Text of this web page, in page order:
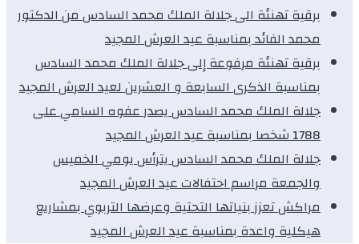
برقية تهنئة الى جلالة الملك محمد السادس من الدكتور
محمد الفائد بمناسبة عيد العرش المجيد
برقية تهنئة مرفوعة إلى جلالة الملك محمد السادس
بمناسبة الذكرى السابعة و العشرين لعيد العرش المجيد
جلالة الملك محمد السادس يصدر عفوه السامي على
1788 شخصا بمناسبة عيد العرش المجيد
جلالة الملك محمد السادس يترأس يومي الخميس
والجمعة مراسم احتفالات عيد العرش المجيد
مراكش تعزز بنياتها التحتية وعرضها التربوي بمشاريع
هيكلية واعدة بمناسبة عيد العرش المجيد